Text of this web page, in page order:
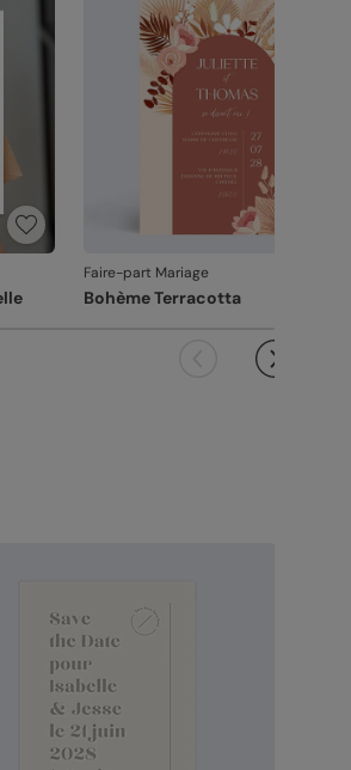
Faire-part Mariage
Bohème Terracotta